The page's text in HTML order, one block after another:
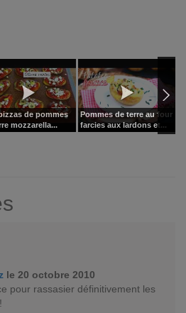
de pommes
mozzarella...
Pommes de terre au four
farcies aux lardons et...
le 20 octobre 2010
pour rassasier définitivement les